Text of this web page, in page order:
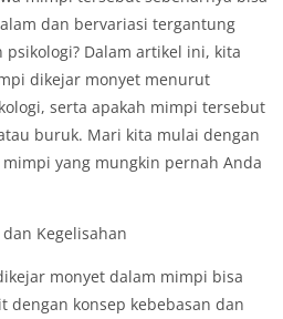
dan bervariasi tergantung
Dalam artikel ini, kita
dikejar monyet menurut
serta apakah mimpi tersebut
buruk. Mari kita mulai dengan
yang mungkin pernah Anda
Kegelisahan
monyet dalam mimpi bisa
dengan konsep kebebasan dan